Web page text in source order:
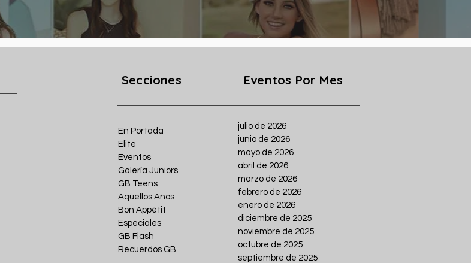
Secciones Eventos Por Mes
En Portada
Elite
Eventos
Galería Juniors
GB Teens
Aquellos Años
Bon Appétit
Especiales
GB Flash
Recuerdos GB
julio de 2026
junio de 2026
mayo de 2026
abril de 2026
marzo de 2026
febrero de 2026
enero de 2026
diciembre de 2025
noviembre de 2025
octubre de 2025
septiembre de 2025